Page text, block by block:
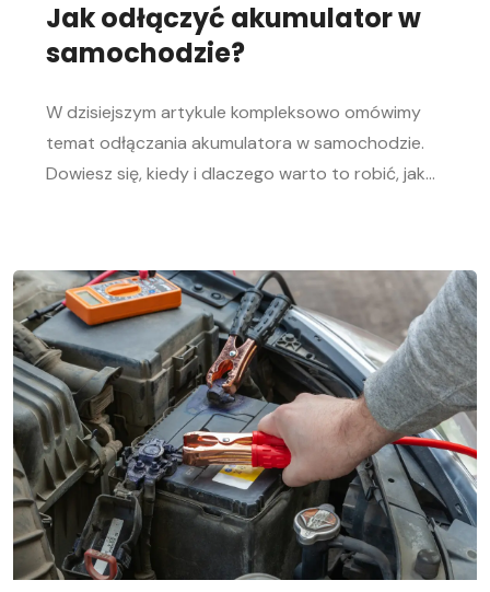
Jak odłączyć akumulator w
samochodzie?
W dzisiejszym artykule kompleksowo omówimy
temat odłączania akumulatora w samochodzie.
Dowiesz się, kiedy i dlaczego warto to robić, jak
pomoże Ci sprawnie przeprowadzić tę czynność,
niezależnie od Twojego doświadczenia w
mechanice samochodowej. Objawy
rozładowanego akumulatora Rozładowanie
akumulatora w aucie to problem, którego żaden
kierowca […]